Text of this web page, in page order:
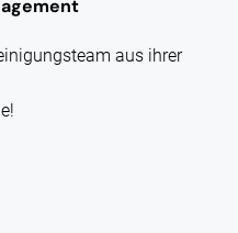
aus ihrer